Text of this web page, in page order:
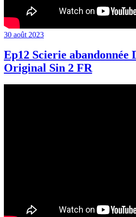
Publié
30 août 2023
Ep12 Scierie abandonnée
Original Sin 2 FR